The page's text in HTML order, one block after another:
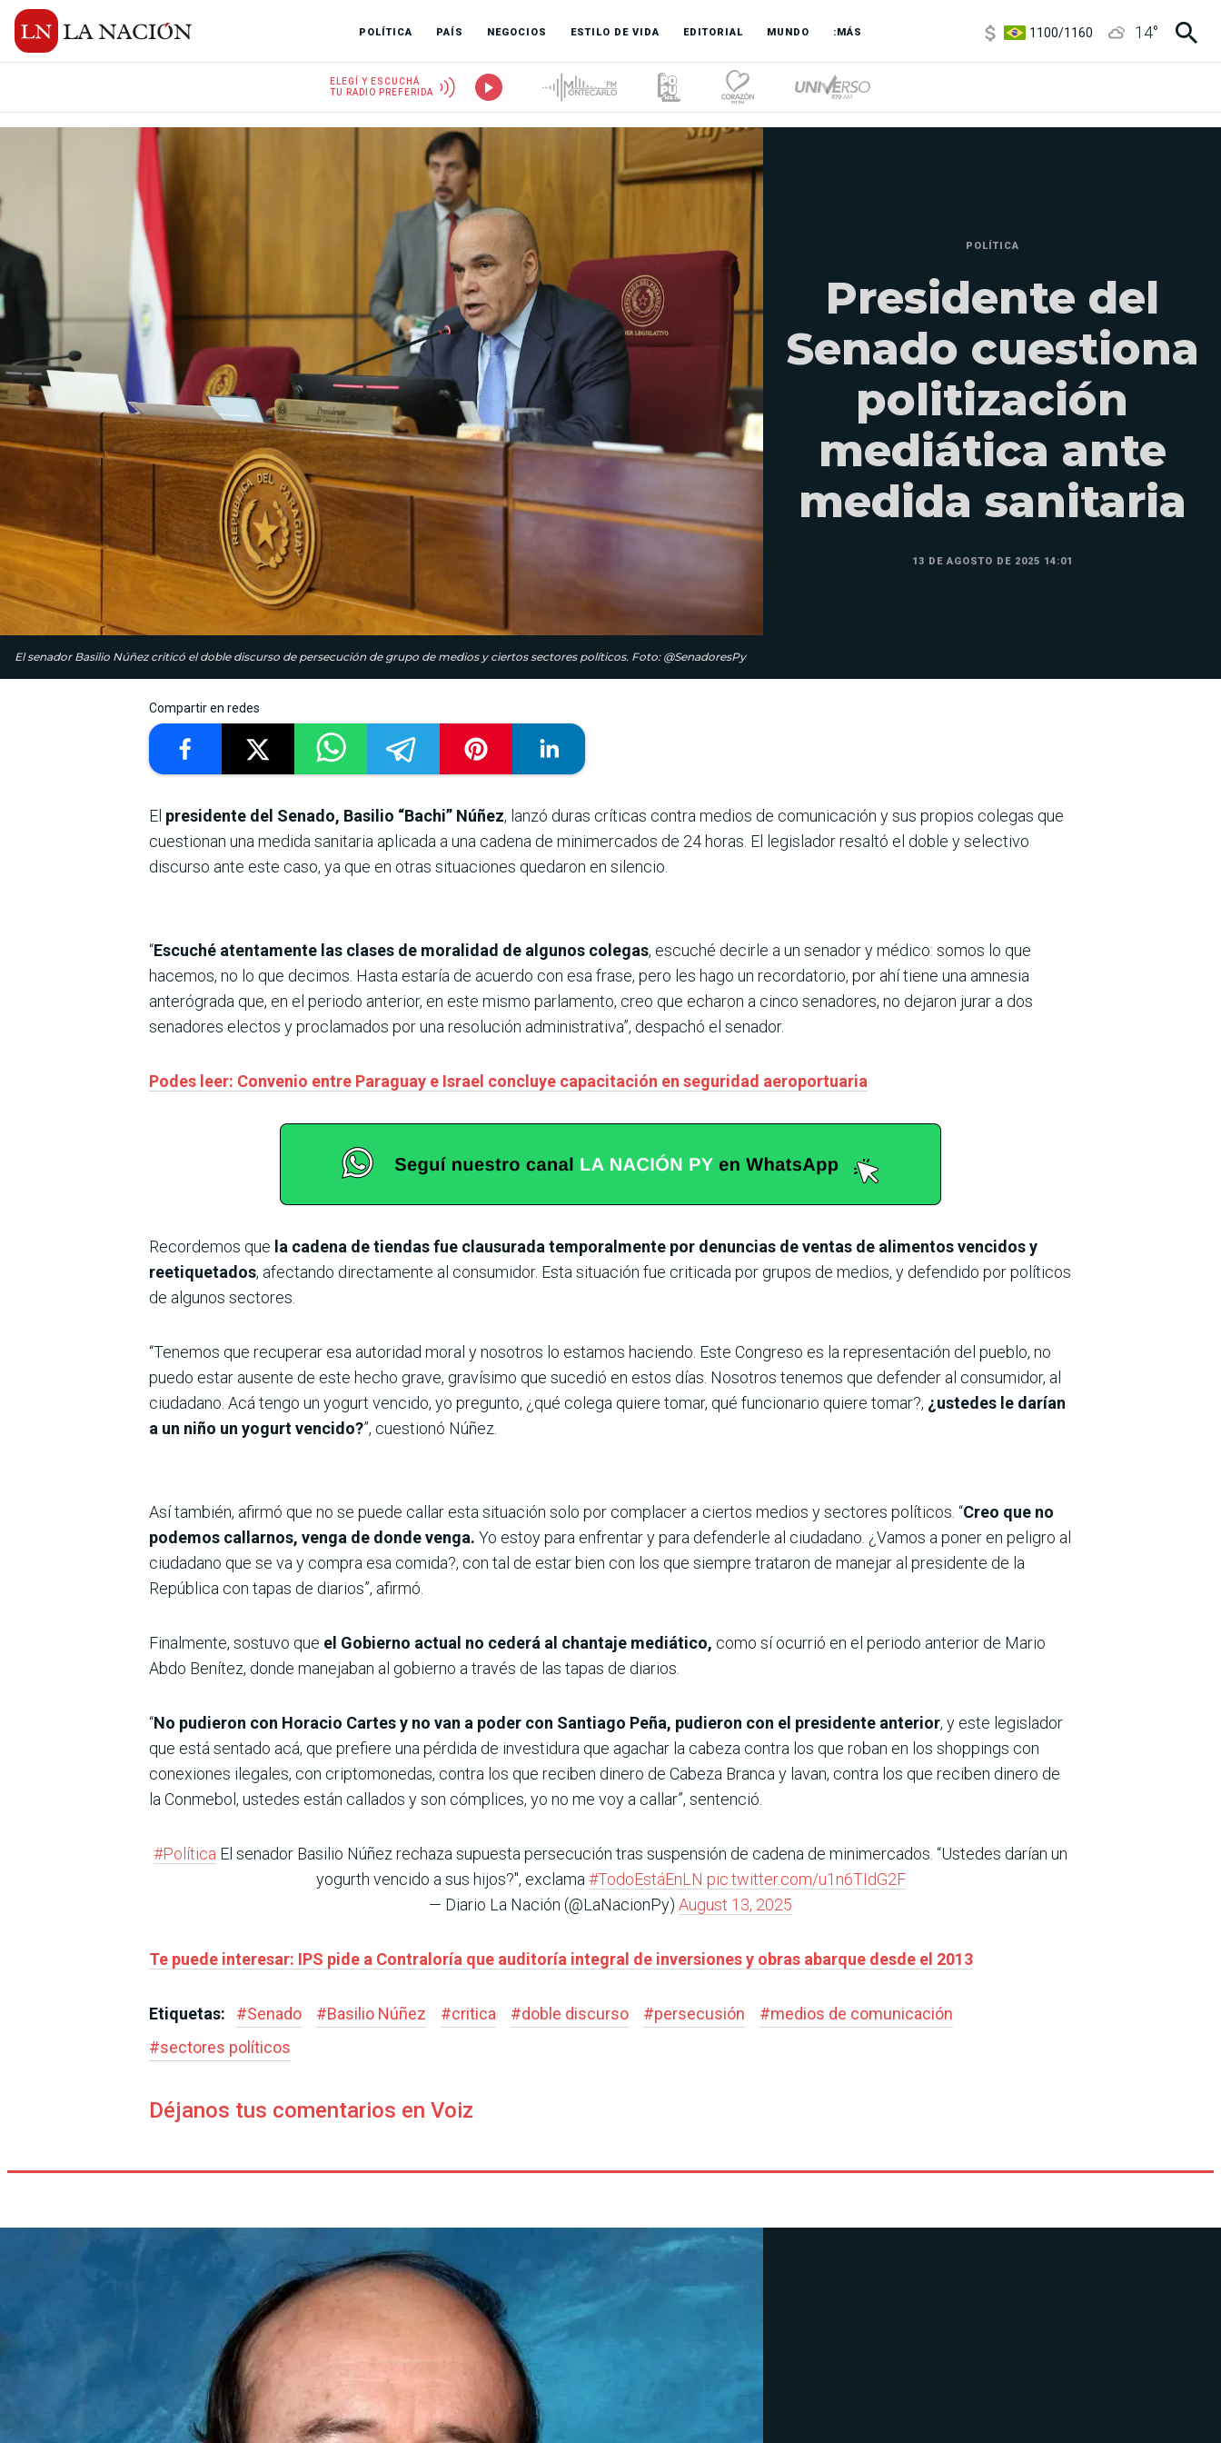
POLÍTICA PAÍS NEGOCIOS ESTILO DE VIDA EDITORIAL MUNDO :MÁS
3,8/4
14°
ELEGÍ Y ESCUCHÁ
TU RADIO PREFERIDA
El senador Basilio Núñez criticó el doble discurso de persecución de grupo de medios y ciertos sectores políticos. Foto: @SenadoresPy
POLÍTICA
Presidente del
Senado cuestiona
politización
mediática ante
medida sanitaria
13 DE AGOSTO DE 2025 14:01
Compartir en redes
El presidente del Senado, Basilio “Bachi” Núñez, lanzó duras críticas contra medios de comunicación y sus propios colegas que
cuestionan una medida sanitaria aplicada a una cadena de minimercados de 24 horas. El legislador resaltó el doble y selectivo
discurso ante este caso, ya que en otras situaciones quedaron en silencio.
“Escuché atentamente las clases de moralidad de algunos colegas, escuché decirle a un senador y médico: somos lo que
hacemos, no lo que decimos. Hasta estaría de acuerdo con esa frase, pero les hago un recordatorio, por ahí tiene una amnesia
anterógrada que, en el periodo anterior, en este mismo parlamento, creo que echaron a cinco senadores, no dejaron jurar a dos
senadores electos y proclamados por una resolución administrativa”, despachó el senador.
Podes leer: Convenio entre Paraguay e Israel concluye capacitación en seguridad aeroportuaria
Recordemos que la cadena de tiendas fue clausurada temporalmente por denuncias de ventas de alimentos vencidos y
reetiquetados, afectando directamente al consumidor. Esta situación fue criticada por grupos de medios, y defendido por políticos
de algunos sectores.
“Tenemos que recuperar esa autoridad moral y nosotros lo estamos haciendo. Este Congreso es la representación del pueblo, no
puedo estar ausente de este hecho grave, gravísimo que sucedió en estos días. Nosotros tenemos que defender al consumidor, al
ciudadano. Acá tengo un yogurt vencido, yo pregunto, ¿qué colega quiere tomar, qué funcionario quiere tomar?, ¿ustedes le darían
a un niño un yogurt vencido?”, cuestionó Núñez.
Así también, afirmó que no se puede callar esta situación solo por complacer a ciertos medios y sectores políticos. “Creo que no
podemos callarnos, venga de donde venga. Yo estoy para enfrentar y para defenderle al ciudadano. ¿Vamos a poner en peligro al
ciudadano que se va y compra esa comida?, con tal de estar bien con los que siempre trataron de manejar al presidente de la
República con tapas de diarios”, afirmó.
Finalmente, sostuvo que el Gobierno actual no cederá al chantaje mediático, como sí ocurrió en el periodo anterior de Mario
Abdo Benítez, donde manejaban al gobierno a través de las tapas de diarios.
“No pudieron con Horacio Cartes y no van a poder con Santiago Peña, pudieron con el presidente anterior, y este legislador
que está sentado acá, que prefiere una pérdida de investidura que agachar la cabeza contra los que roban en los shoppings con
conexiones ilegales, con criptomonedas, contra los que reciben dinero de Cabeza Branca y lavan, contra los que reciben dinero de
la Conmebol, ustedes están callados y son cómplices, yo no me voy a callar”, sentenció.
#Política El senador Basilio Núñez rechaza supuesta persecución tras suspensión de cadena de minimercados. “Ustedes darían un
yogurth vencido a sus hijos?", exclama #TodoEstáEnLN pic.twitter.com/u1n6TIdG2F
— Diario La Nación (@LaNacionPy) August 13, 2025
Te puede interesar: IPS pide a Contraloría que auditoría integral de inversiones y obras abarque desde el 2013
Etiquetas: #Senado #Basilio Núñez #critica #doble discurso #persecusión #medios de comunicación
#sectores políticos
Déjanos tus comentarios en Voiz